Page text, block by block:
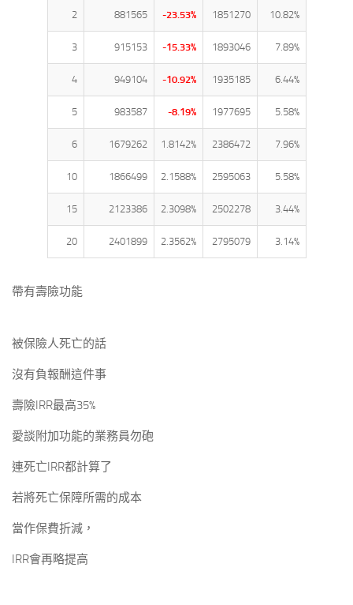
2 881565 -23.53% 1851270 10.82%
3 915153 -15.33% 1893046 7.89%
4 949104 -10.92% 1935185 6.44%
5 983587 -8.19% 1977695 5.58%
6 1679262 1.8142% 2386472 7.96%
10 1866499 2.1588% 2595063 5.58%
15 2123386 2.3098% 2502278 3.44%
20 2401899 2.3562% 2795079 3.14%
帶有壽險功能
被保險人死亡的話
沒有負報酬這件事
壽險IRR最高35%
愛談附加功能的業務員勿砲
連死亡IRR都計算了
若將死亡保障所需的成本
當作保費折減，
IRR會再略提高